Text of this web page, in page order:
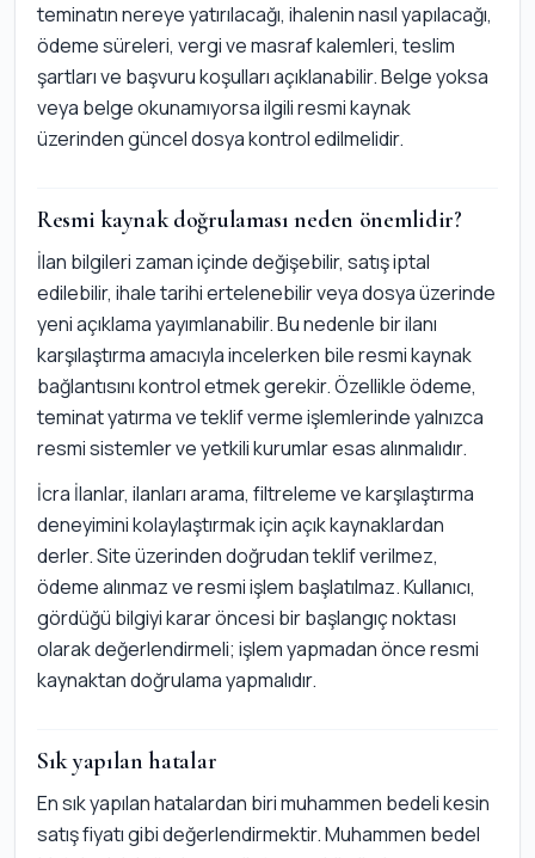
teminatın nereye yatırılacağı, ihalenin nasıl yapılacağı,
ödeme süreleri, vergi ve masraf kalemleri, teslim
şartları ve başvuru koşulları açıklanabilir. Belge yoksa
veya belge okunamıyorsa ilgili resmi kaynak
üzerinden güncel dosya kontrol edilmelidir.
Resmi kaynak doğrulaması neden önemlidir?
İlan bilgileri zaman içinde değişebilir, satış iptal
edilebilir, ihale tarihi ertelenebilir veya dosya üzerinde
yeni açıklama yayımlanabilir. Bu nedenle bir ilanı
karşılaştırma amacıyla incelerken bile resmi kaynak
bağlantısını kontrol etmek gerekir. Özellikle ödeme,
teminat yatırma ve teklif verme işlemlerinde yalnızca
resmi sistemler ve yetkili kurumlar esas alınmalıdır.
İcra İlanlar, ilanları arama, filtreleme ve karşılaştırma
deneyimini kolaylaştırmak için açık kaynaklardan
derler. Site üzerinden doğrudan teklif verilmez,
ödeme alınmaz ve resmi işlem başlatılmaz. Kullanıcı,
gördüğü bilgiyi karar öncesi bir başlangıç noktası
olarak değerlendirmeli; işlem yapmadan önce resmi
kaynaktan doğrulama yapmalıdır.
Sık yapılan hatalar
En sık yapılan hatalardan biri muhammen bedeli kesin
satış fiyatı gibi değerlendirmektir. Muhammen bedel